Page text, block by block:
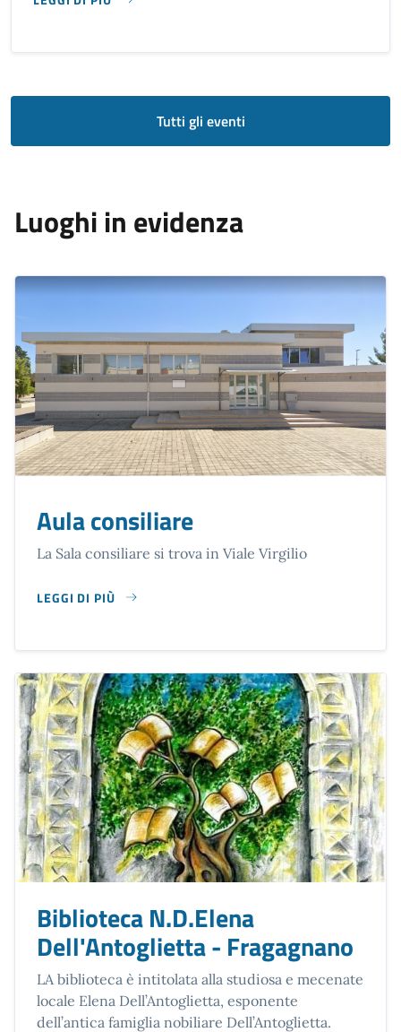
SU UN MONDO DI STORIE
Tutti gli eventi
Luoghi in evidenza
Aula consiliare
La Sala consiliare si trova in Viale Virgilio
LEGGI DI PIÙ
SU AULA CONSILIARE
Biblioteca N.D.Elena
Dell'Antoglietta - Fragagnano
LA biblioteca è intitolata alla studiosa e mecenate
locale Elena Dell’Antoglietta, esponente
dell’antica famiglia nobiliare Dell’Antoglietta.